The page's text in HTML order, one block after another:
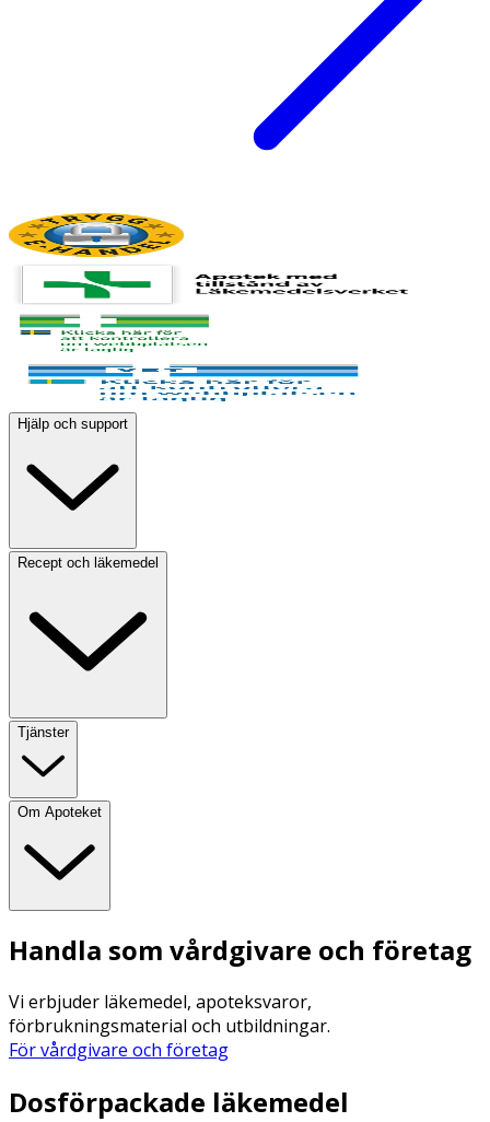
Hjälp och support
Recept och läkemedel
Tjänster
Om Apoteket
Handla som vårdgivare och företag
Vi erbjuder läkemedel, apoteksvaror,
förbrukningsmaterial och utbildningar.
För vårdgivare och företag
Dosförpackade läkemedel